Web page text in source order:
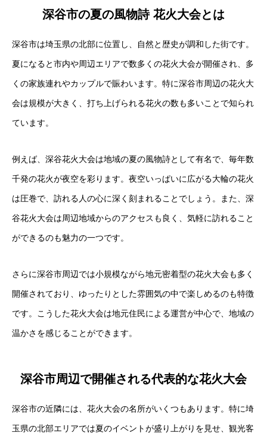
深谷市の夏の風物詩 花火大会とは
深谷市は埼玉県の北部に位置し、自然と歴史が調和した街です。
夏になると市内や周辺エリアで数多くの花火大会が開催され、多
くの家族連れやカップルで賑わいます。特に深谷市周辺の花火大
会は規模が大きく、打ち上げられる花火の数も多いことで知られ
ています。
例えば、深谷花火大会は地域の夏の風物詩として有名で、毎年数
千発の花火が夜空を彩ります。夜空いっぱいに広がる大輪の花火
は圧巻で、訪れる人の心に深く刻まれることでしょう。また、深
谷花火大会は周辺地域からのアクセスも良く、気軽に訪れること
ができるのも魅力の一つです。
さらに深谷市周辺では小規模ながら地元密着型の花火大会も多く
開催されており、ゆったりとした雰囲気の中で楽しめるのも特徴
です。こうした花火大会は地元住民による運営が中心で、地域の
温かさを感じることができます。
深谷市周辺で開催される代表的な花火大会
深谷市の近隣には、花火大会の名所がいくつもあります。特に埼
玉県の北部エリアでは夏のイベントが盛り上がりを見せ、観光客